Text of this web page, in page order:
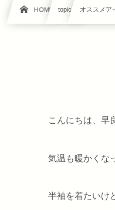
HOME topics オススメア
こんにちは、
気温も暖かくな
半袖を着たいけ